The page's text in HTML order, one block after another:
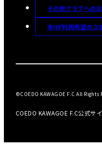
その他クラブへの
本HP利用希望のス
COEDO KAWAGOE F.C公式
©COEDO KAWAGOE F.C All Rights